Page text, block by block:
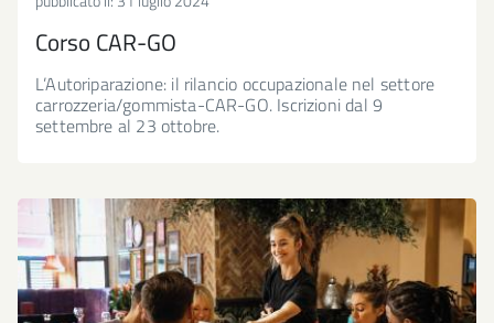
Corso CAR-GO
L’Autoriparazione: il rilancio occupazionale nel settore
carrozzeria/gommista-CAR-GO. Iscrizioni dal 9
settembre al 23 ottobre.